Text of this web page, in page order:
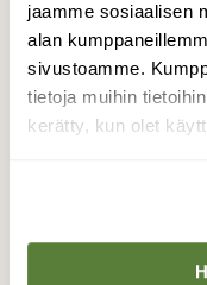
jaamme sosiaalisen
alan
sivustoamme.
tietoja muihin
kerätty, kun olet